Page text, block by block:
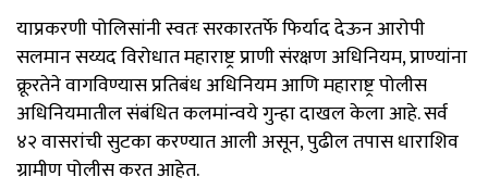
याप्रकरणी पोलिसांनी स्वतः सरकारतर्फे फिर्याद देऊन आरोपी
सलमान सय्यद विरोधात महाराष्ट्र प्राणी संरक्षण अधिनियम, प्राण्यांना
क्रूरतेने वागविण्यास प्रतिबंध अधिनियम आणि महाराष्ट्र पोलीस
अधिनियमातील संबंधित कलमांन्वये गुन्हा दाखल केला आहे. सर्व
४२ वासरांची सुटका करण्यात आली असून, पुढील तपास धाराशिव
ग्रामीण पोलीस करत आहेत.